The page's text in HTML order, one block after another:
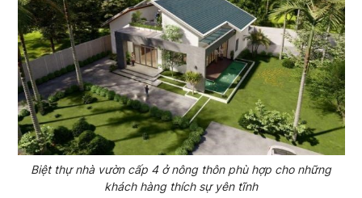
Biệt thự nhà vườn cấp 4 ở nông thôn phù hợp cho những
khách hàng thích sự yên tĩnh